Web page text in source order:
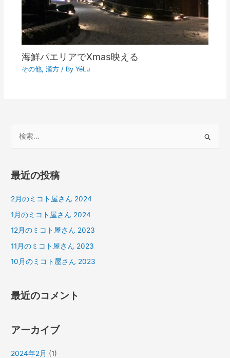
海鮮パエリアでXmas映える
その他, 漢方/ By YéLu
象
最近の投稿
2月のミコト屋さん 2024
1月のミコト屋さん 2024
12月のミコト屋さん 2023
11月のミコト屋さん 2023
10月のミコト屋さん 2023
最近のコメント
アーカイブ
2024年2月 (1)